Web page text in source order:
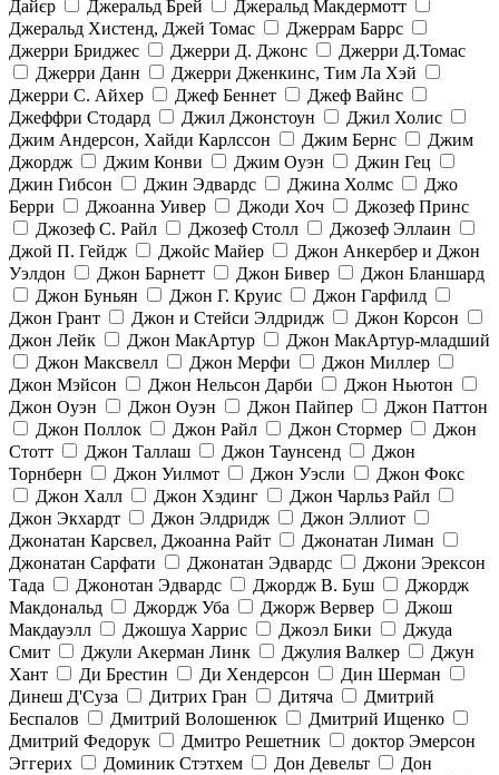
Дайєр
Джеральд Брей
Джеральд Макдермотт
Джеральд Хистенд, Джей Томас
Джеррам Баррс
Джерри Бриджес
Джерри Д. Джонс
Джерри Д.Томас
Джерри Данн
Джерри Дженкинс, Тим Ла Хэй
Джерри С. Айхер
Джеф Беннет
Джеф Вайнс
Джеффри Стодард
Джил Джонстоун
Джил Холис
Джим Андерсон, Хайди Карлссон
Джим Бернс
Джим
Джордж
Джим Конви Джим Оуэн
Джин Гец
Джин Гибсон
Джин Эдвардс Джина Холмс
Джо
Берри
Джоанна Уивер Джоди Хоч
Джозеф Принс
Джозеф С. Райл
Джозеф Столл
Джозеф Эллаин
Джой П. Гейдж
Джойс Майер
Джон Анкербер и Джон
Уэлдон
Джон Барнетт Джон Бивер
Джон Бланшард
Джон Буньян
Джон Г. Круис
Джон Гарфилд
Джон Грант
Джон и Стейси Элдридж
Джон Корсон
Джон Лейк
Джон МакАртур
Джон МакАртур-младший
Джон Максвелл
Джон Мерфи
Джон Миллер
Джон Мэйсон
Джон Нельсон Дарби
Джон Ньютон
Джон Оуэн
Джон Оуэн Джон Пайпер
Джон Паттон
Джон Поллок
Джон Райл Джон Стормер
Джон
Стотт
Джон Таллаш Джон Таунсенд
Джон
Торнберн
Джон Уилмот Джон Уэсли
Джон Фокс
Джон Халл
Джон Хэдинг
Джон Чарльз Райл
Джон Экхардт
Джон Элдридж
Джон Эллиот
Джонатан Карсвел, Джоанна Райт
Джонатан Лиман
Джонатан Сарфати
Джонатан Эдвардс
Джони Эрексон
Тада
Джонотан Эдвардс Джордж В. Буш
Джордж
Макдональд
Джордж Уба Джорж Вервер
Джош
Макдауэлл
Джошуа Харрис Джоэл Бики
Джуда
Смит
Джули Акерман Линк Джулия Валкер
Джун
Хант
Ди Брестин Ди Хендерсон
Дин Шерман
Динеш Д'Суза
Дитрих Гран Дитяча
Дмитрий
Беспалов
Дмитрий Волошенюк
Дмитрий Ищенко
Дмитрий Федорук
Дмитро Решетник
доктор Эмерсон
Эггерих
Доминик Стэтхем Дон Девельт
Дон